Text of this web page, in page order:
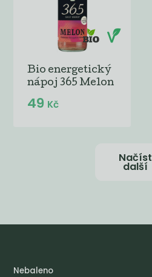
Bio energetický
nápoj 365 Melon
49 Kč
Načíst
další
Nebaleno